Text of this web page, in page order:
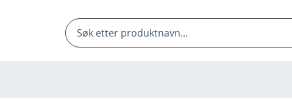
Products
search